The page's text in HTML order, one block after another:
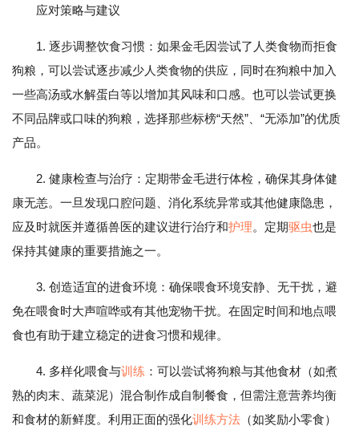
应对策略与建议
1. 逐步调整饮食习惯：如果金毛因尝试了人类食物而拒食
狗粮，可以尝试逐步减少人类食物的供应，同时在狗粮中加入
一些高汤或水解蛋白等以增加其风味和口感。也可以尝试更换
不同品牌或口味的狗粮，选择那些标榜“天然”、“无添加”的优质
产品。
2. 健康检查与治疗：定期带金毛进行体检，确保其身体健
康无恙。一旦发现口腔问题、消化系统异常或其他健康隐患，
应及时就医并遵循兽医的建议进行治疗和护理。定期驱虫也是
保持其健康的重要措施之一。
3. 创造适宜的进食环境：确保喂食环境安静、无干扰，避
免在喂食时大声喧哗或有其他宠物干扰。在固定时间和地点喂
食也有助于建立稳定的进食习惯和规律。
4. 多样化喂食与训练 ：可以尝试将狗粮与其他食材（如煮
熟的肉末、蔬菜泥）混合制作成自制餐食，但需注意营养均衡
和食材的新鲜度。利用正面的强化训练方法 （如奖励小零食）